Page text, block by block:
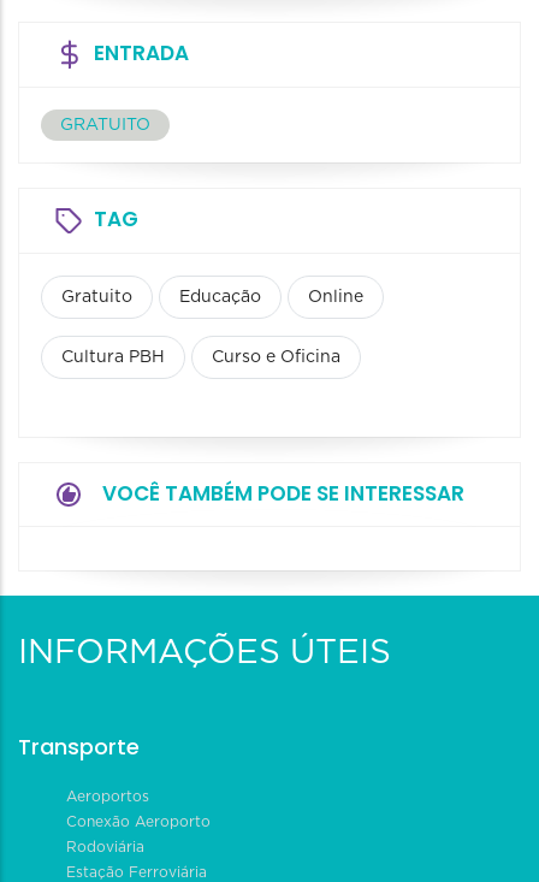
ENTRADA
GRATUITO
TAG
Gratuito Educação Online
Cultura PBH Curso e Oficina
VOCÊ TAMBÉM PODE SE INTERESSAR
INFORMAÇÕES ÚTEIS
Transporte
Aeroportos
Conexão Aeroporto
Rodoviária
Estação Ferroviária